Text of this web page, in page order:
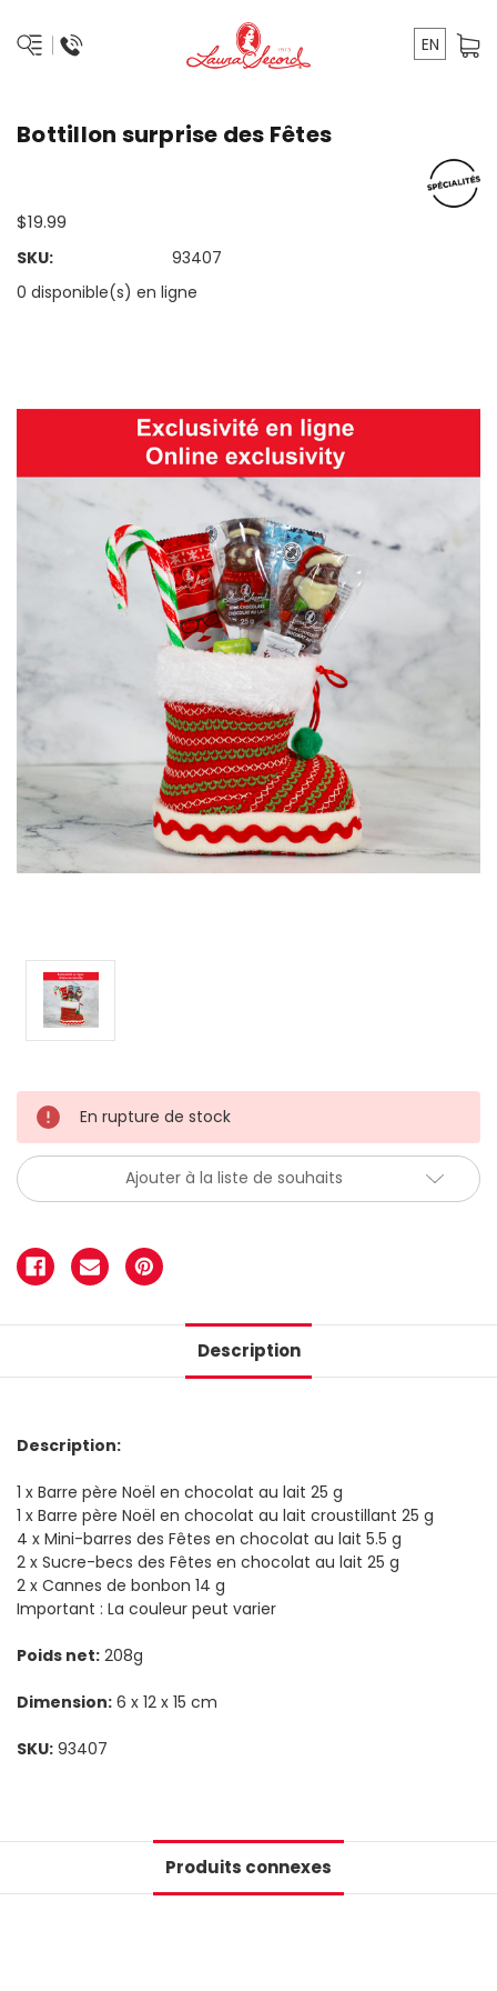
EN
Bottillon surprise des Fêtes
$19.99
SKU:
93407
0 disponible(s) en ligne
En rupture de stock
Ajouter à la liste de souhaits
Description
Description:
1 x Barre père Noël en chocolat au lait 25 g
1 x Barre père Noël en chocolat au lait croustillant 25 g
4 x Mini-barres des Fêtes en chocolat au lait 5.5 g
2 x Sucre-becs des Fêtes en chocolat au lait 25 g
2 x Cannes de bonbon 14 g
Important : La couleur peut varier
Poids net: 208g
Dimension: 6 x 12 x 15 cm
SKU: 93407
Produits connexes